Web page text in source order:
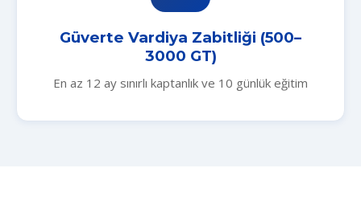
Güverte Vardiya Zabitliği (500–
3000 GT)
En az 12 ay sınırlı kaptanlık ve 10 günlük eğitim